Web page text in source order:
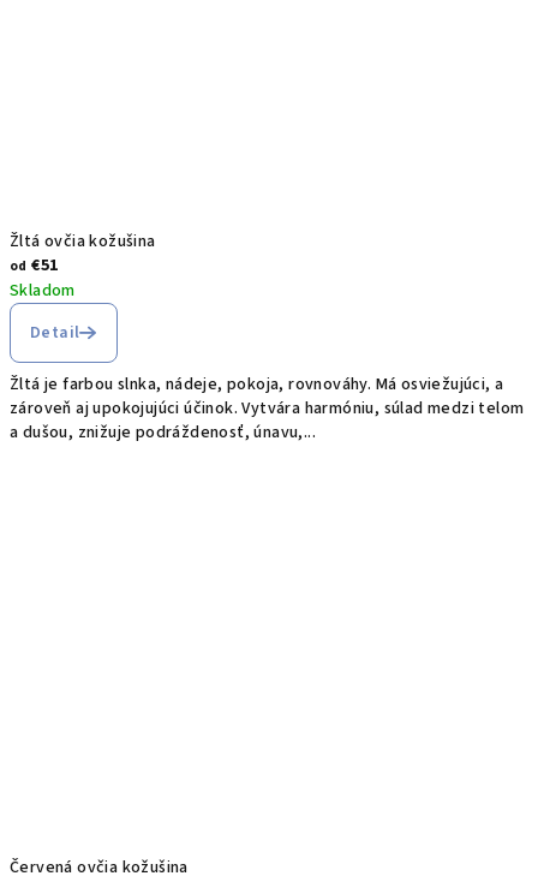
Žltá ovčia kožušina
od €51
Skladom
Detail
Žltá je farbou slnka, nádeje, pokoja, rovnováhy. Má osviežujúci, a
zároveň aj upokojujúci účinok. Vytvára harmóniu, súlad medzi telom
a dušou, znižuje podráždenosť, únavu,...
Červená ovčia kožušina